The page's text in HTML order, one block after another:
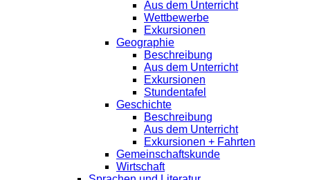
Aus dem Unterricht
Wettbewerbe
Exkursionen
Geographie
Beschreibung
Aus dem Unterricht
Exkursionen
Stundentafel
Geschichte
Beschreibung
Aus dem Unterricht
Exkursionen + Fahrten
Gemeinschaftskunde
Wirtschaft